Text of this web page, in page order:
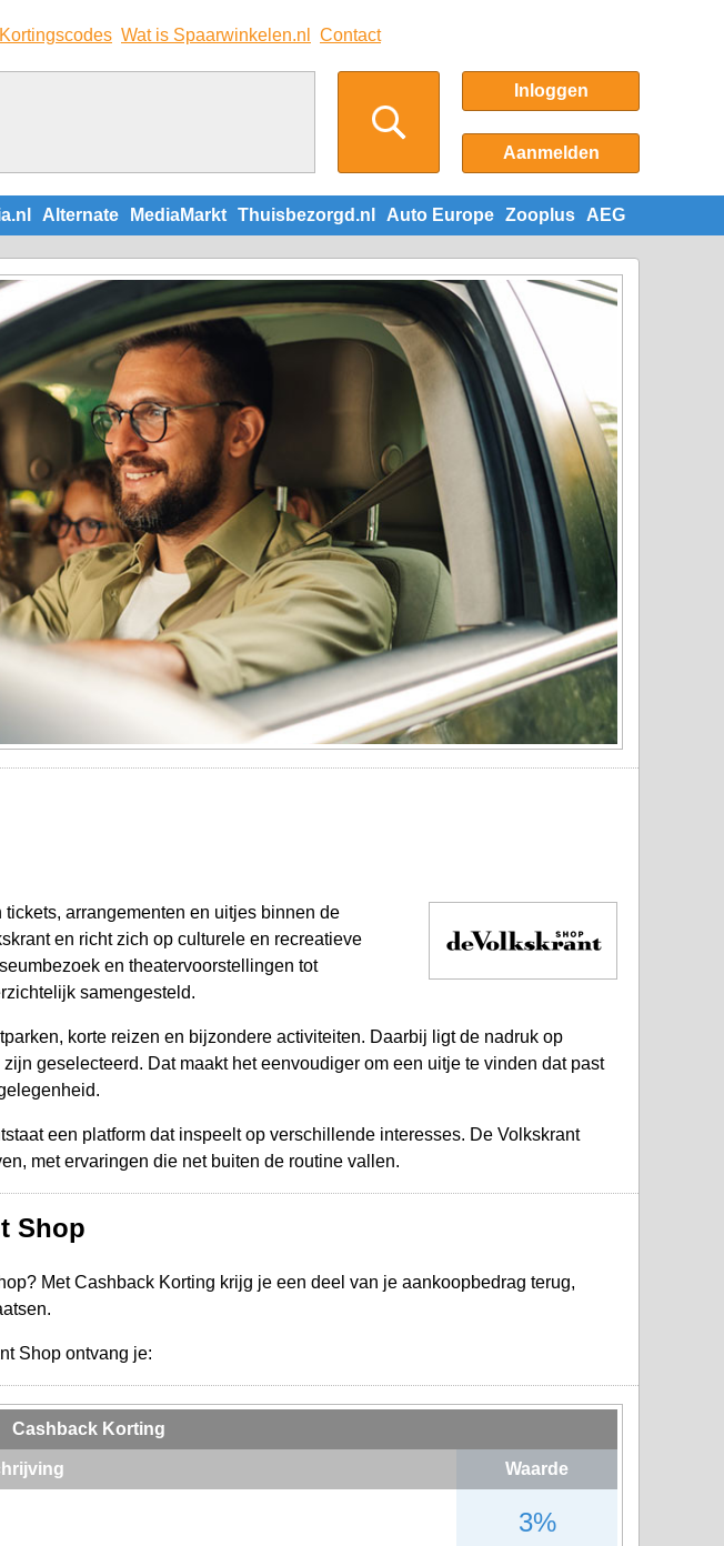
Kortingscodes Wat is Spaarwinkelen.nl Contact
Inloggen
Aanmelden
Alternate MediaMarkt Thuisbezorgd.nl Auto Europe Zooplus AEG
arrangementen en uitjes binnen de
en richt zich op culturele en recreatieve
en theatervoorstellingen tot
samengesteld.
korte reizen en bijzondere activiteiten. Daarbij ligt de nadruk op
geselecteerd. Dat maakt het eenvoudiger om een uitje te vinden dat past
een platform dat inspeelt op verschillende interesses. De Volkskrant
met ervaringen die net buiten de routine vallen.
Shop
Met Cashback Korting krijg je een deel van je aankoopbedrag terug,
Shop ontvang je:
Cashback Korting
Waarde
3%